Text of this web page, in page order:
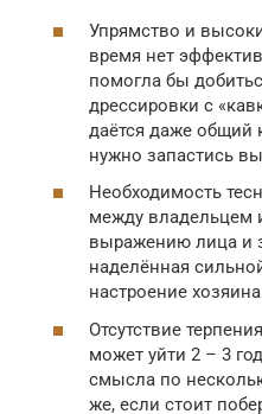
Упрямство и
время нет
помогла бы
дрессировки с
даётся даже общий
нужно запастись
Необходимость
между владельцем
выражению лица и
наделённая
настроение
Отсутствие
может уйти 2 – 3
смысла по
же, если стоит